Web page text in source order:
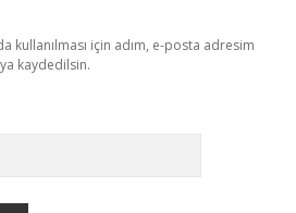
kullanılması için adım, e-posta adresim
kaydedilsin.